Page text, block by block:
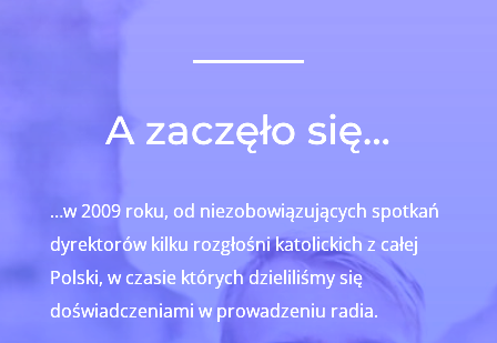
A zaczęło się…
…w 2009 roku, od niezobowiązujących spotkań
dyrektorów kilku rozgłośni katolickich z całej
Polski, w czasie których dzieliliśmy się
doświadczeniami w prowadzeniu radia.